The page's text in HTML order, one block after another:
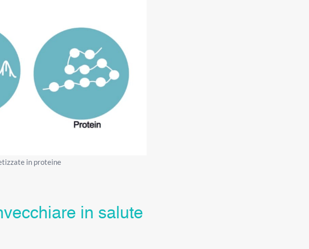
in proteine
in salute